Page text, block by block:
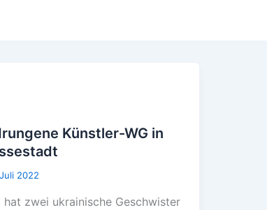
Künstler-WG in
2022
hat zwei ukrainische Geschwister